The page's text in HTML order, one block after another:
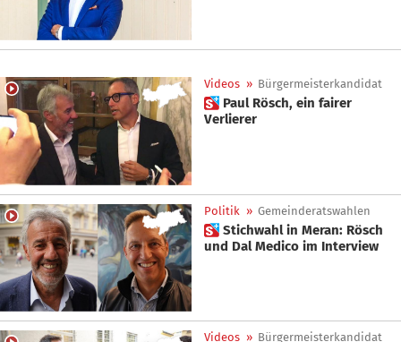
Videos » Bürgermeisterkandidat
 Paul Rösch, ein fairer
Verlierer
Politik » Gemeinderatswahlen
 Stichwahl in Meran: Rösch
und Dal Medico im Interview
Videos » Bürgermeisterkandidat